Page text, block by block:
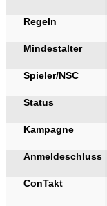
Regeln
Mindestalter
Spieler/NSC
Status
Kampagne
Anmeldeschluss
ConTakt